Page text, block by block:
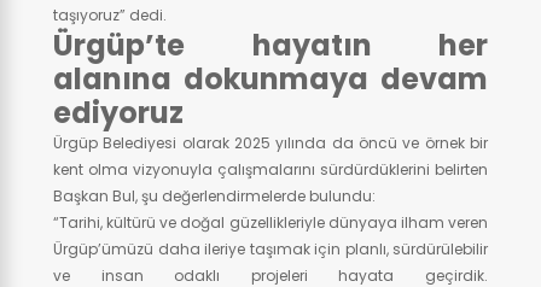
taşıyoruz” dedi.
Ürgüp’te hayatın her
alanına dokunmaya devam
ediyoruz
Ürgüp Belediyesi olarak 2025 yılında da öncü ve örnek bir
kent olma vizyonuyla çalışmalarını sürdürdüklerini belirten
Başkan Bul, şu değerlendirmelerde bulundu:
“Tarihi, kültürü ve doğal güzellikleriyle dünyaya ilham veren
Ürgüp’ümüzü daha ileriye taşımak için planlı, sürdürülebilir
ve insan odaklı projeleri hayata geçirdik.